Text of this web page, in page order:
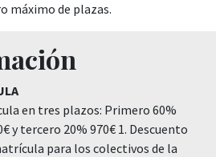
máximo de plazas.
en tres plazos: Primero 60%
y tercero 20% 970€ 1. Descuento
para los colectivos de la